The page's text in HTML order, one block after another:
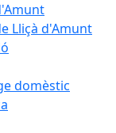
Lliçà d'Amunt
domèstic